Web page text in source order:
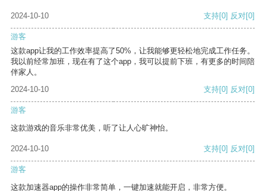
2024-10-10 支持[0] 反对[0]
游客
这款app让我的工作效率提高了50%，让我能够更轻松地完成工作任务。
我以前经常加班，现在有了这个app，我可以提前下班，有更多的时间陪
伴家人。
2024-10-10
支持[0] 反对[0]
游客
这款游戏的音乐非常优美，听了让人心旷神怡。
2024-10-10 支持[0] 反对[0]
游客
这款加速器app的操作非常简单，一键加速就能开启，非常方便。